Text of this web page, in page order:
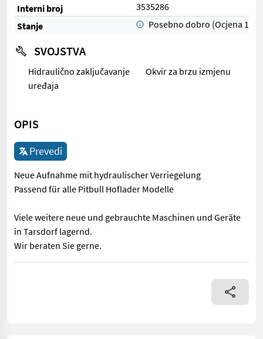
Interni broj
3535286
Stanje
Posebno dobro (Ocjena 1)
SVOJSTVA
Hidraulično zaključavanje
uređaja
Okvir za brzu izmjenu
OPIS
Prevedi
Neue Aufnahme mit hydraulischer Verriegelung
Passend für alle Pitbull Hoflader Modelle
Viele weitere neue und gebrauchte Maschinen und Geräte
in Tarsdorf lagernd.
Wir beraten Sie gerne.
Neue Aufnahme mit hydraulischer Verriegelung Passend für